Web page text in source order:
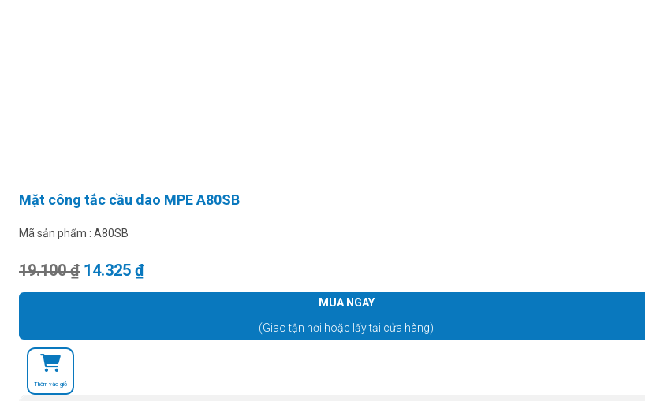
Mặt công tắc cầu dao MPE A80SB
Mã sản phẩm : A80SB
19.100₫ Giá gốc là: 19.100 ₫.
14.325 ₫Giá hiện tại là: 14.325 ₫.
MUA NGAY
(Giao tận nơi hoặc lấy tại cửa hàng)
Thêm vào giỏ